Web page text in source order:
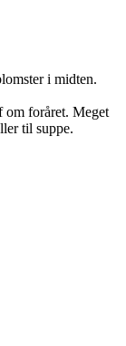
i midten.
om foråret. Meget
til suppe.